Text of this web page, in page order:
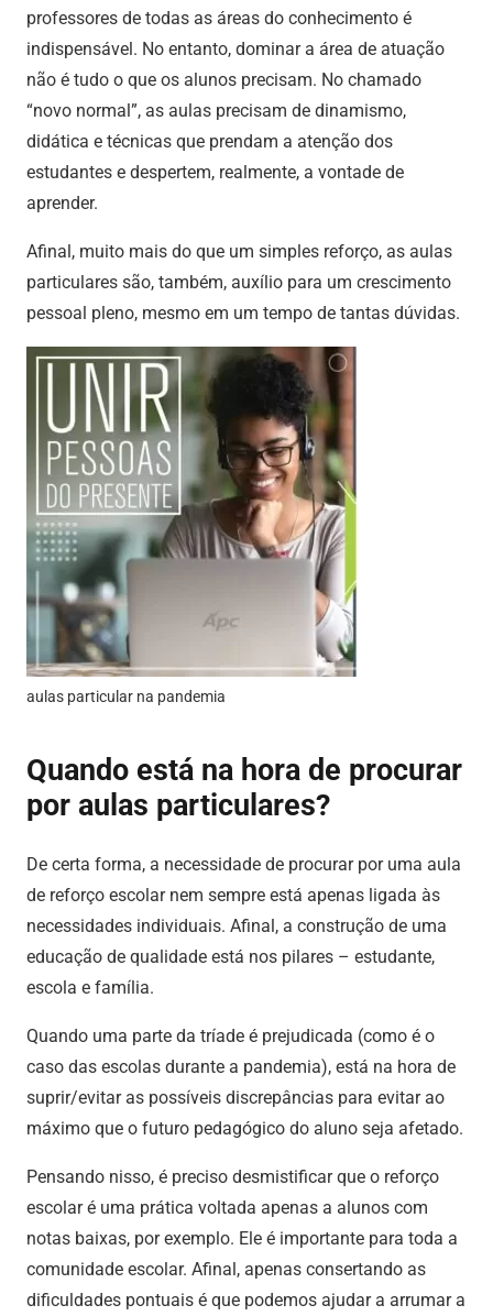
professores de todas as áreas do conhecimento é
indispensável. No entanto, dominar a área de atuação
não é tudo o que os alunos precisam. No chamado
“novo normal”, as aulas precisam de dinamismo,
didática e técnicas que prendam a atenção dos
estudantes e despertem, realmente, a vontade de
aprender.
Afinal, muito mais do que um simples reforço, as aulas
particulares são, também, auxílio para um crescimento
pessoal pleno, mesmo em um tempo de tantas dúvidas.
aulas particular na pandemia
Quando está na hora de procurar
por aulas particulares?
De certa forma, a necessidade de procurar por uma aula
de reforço escolar nem sempre está apenas ligada às
necessidades individuais. Afinal, a construção de uma
educação de qualidade está nos pilares – estudante,
escola e família.
Quando uma parte da tríade é prejudicada (como é o
caso das escolas durante a pandemia), está na hora de
suprir/evitar as possíveis discrepâncias para evitar ao
máximo que o futuro pedagógico do aluno seja afetado.
Pensando nisso, é preciso desmistificar que o reforço
escolar é uma prática voltada apenas a alunos com
notas baixas, por exemplo. Ele é importante para toda a
comunidade escolar. Afinal, apenas consertando as
dificuldades pontuais é que podemos ajudar a arrumar a